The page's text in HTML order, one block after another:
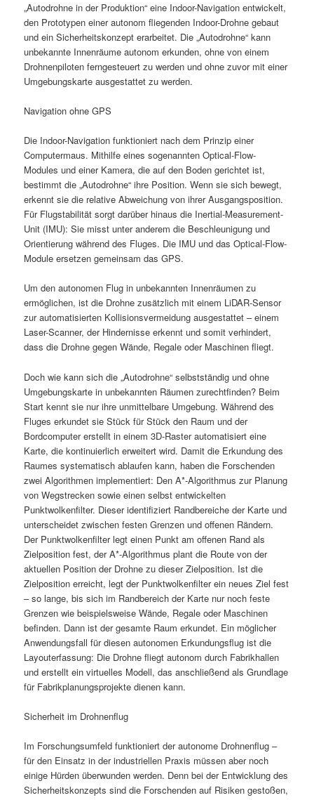
„Autodrohne in der Produktion“ eine Indoor-Navigation entwickelt,
den Prototypen einer autonom fliegenden Indoor-Drohne gebaut
und ein Sicherheitskonzept erarbeitet. Die „Autodrohne“ kann
unbekannte Innenräume autonom erkunden, ohne von einem
Drohnenpiloten ferngesteuert zu werden und ohne zuvor mit einer
Umgebungskarte ausgestattet zu werden.
Navigation ohne GPS
Die Indoor-Navigation funktioniert nach dem Prinzip einer
Computermaus. Mithilfe eines sogenannten Optical-Flow-
Modules und einer Kamera, die auf den Boden gerichtet ist,
bestimmt die „Autodrohne“ ihre Position. Wenn sie sich bewegt,
erkennt sie die relative Abweichung von ihrer Ausgangsposition.
Für Flugstabilität sorgt darüber hinaus die Inertial-Measurement-
Unit (IMU): Sie misst unter anderem die Beschleunigung und
Orientierung während des Fluges. Die IMU und das Optical-Flow-
Module ersetzen gemeinsam das GPS.
Um den autonomen Flug in unbekannten Innenräumen zu
ermöglichen, ist die Drohne zusätzlich mit einem LiDAR-Sensor
zur automatisierten Kollisionsvermeidung ausgestattet – einem
Laser-Scanner, der Hindernisse erkennt und somit verhindert,
dass die Drohne gegen Wände, Regale oder Maschinen fliegt.
Doch wie kann sich die „Autodrohne“ selbstständig und ohne
Umgebungskarte in unbekannten Räumen zurechtfinden? Beim
Start kennt sie nur ihre unmittelbare Umgebung. Während des
Fluges erkundet sie Stück für Stück den Raum und der
Bordcomputer erstellt in einem 3D-Raster automatisiert eine
Karte, die kontinuierlich erweitert wird. Damit die Erkundung des
Raumes systematisch ablaufen kann, haben die Forschenden
zwei Algorithmen implementiert: Den A*-Algorithmus zur Planung
von Wegstrecken sowie einen selbst entwickelten
Punktwolkenfilter. Dieser identifiziert Randbereiche der Karte und
unterscheidet zwischen festen Grenzen und offenen Rändern.
Der Punktwolkenfilter legt einen Punkt am offenen Rand als
Zielposition fest, der A*-Algorithmus plant die Route von der
aktuellen Position der Drohne zu dieser Zielposition. Ist die
Zielposition erreicht, legt der Punktwolkenfilter ein neues Ziel fest
– so lange, bis sich im Randbereich der Karte nur noch feste
Grenzen wie beispielsweise Wände, Regale oder Maschinen
befinden. Dann ist der gesamte Raum erkundet. Ein möglicher
Anwendungsfall für diesen autonomen Erkundungsflug ist die
Layouterfassung: Die Drohne fliegt autonom durch Fabrikhallen
und erstellt ein virtuelles Modell, das anschließend als Grundlage
für Fabrikplanungsprojekte dienen kann.
Sicherheit im Drohnenflug
Im Forschungsumfeld funktioniert der autonome Drohnenflug –
für den Einsatz in der industriellen Praxis müssen aber noch
einige Hürden überwunden werden. Denn bei der Entwicklung des
Sicherheitskonzepts sind die Forschenden auf Risiken gestoßen,